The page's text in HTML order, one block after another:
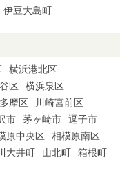
伊豆大島町
横浜港北区
区
横浜泉区
摩区
川崎宮前区
市 茅ヶ崎市
逗子市
原中央区
相模原南区
大井町 山北町
箱根町